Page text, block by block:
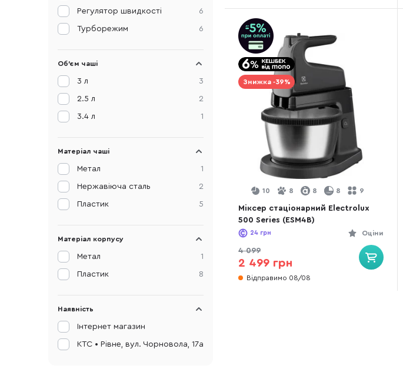
Знижка -39%
10 8 8 8 9
Міксер стаціонарний Electrolux
500 Series (ESM4B)
Оціни
24 грн
4 099
2 499 грн
Відправимо 08/08
6
Регулятор швидкості
6
Турборежим
Об'єм чаші
3
3 л
2
2.5 л
1
3.4 л
Матеріал чаші
1
Метал
2
Нержавіюча сталь
5
Пластик
Матеріал корпусу
1
Метал
8
Пластик
Наявність
Інтернет магазин
КТС • Рівне, вул. Чорновола, 17а